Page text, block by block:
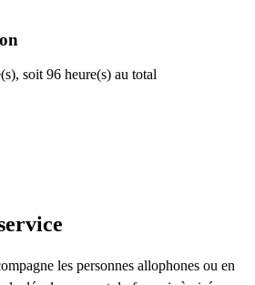
soit 96 heure(s) au total
les personnes allophones ou en